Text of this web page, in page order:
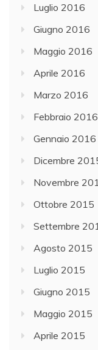
Luglio 2016
Giugno 2016
Maggio 2016
Aprile 2016
Marzo 2016
Febbraio 2016
Gennaio 2016
Dicembre
Novembre
Ottobre 2015
Settembre
Agosto 2015
Luglio 2015
Giugno 2015
Maggio 2015
Aprile 2015